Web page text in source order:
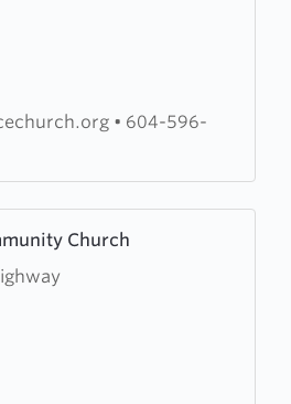
• 604-596-
Church